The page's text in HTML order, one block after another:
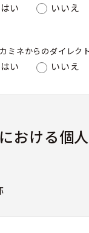
はい いいえ
ミネからのダイレク
はい いいえ
おける個